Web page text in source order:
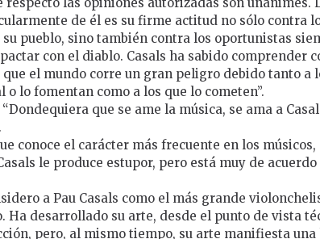
de él es su firme actitud no sólo contra
su pueblo, sino también contra los oportunistas
con el diablo. Casals ha sabido comprender
el mundo corre un gran peligro debido tanto a
o lo fomentan como a los que lo cometen”.
“Dondequiera que se ame la música, se ama a
conoce el carácter más frecuente en los músicos,
le produce estupor, pero está muy de acuerdo
a Pau Casals como el más grande
Ha desarrollado su arte, desde el punto de vista
pero, al mismo tiempo, su arte manifiesta